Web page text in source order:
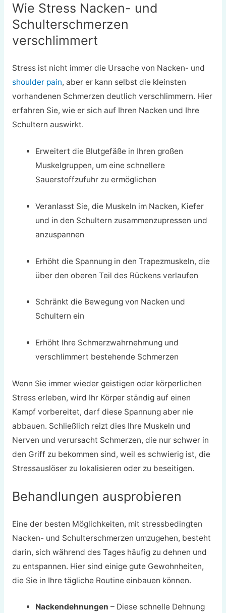
Wie Stress Nacken- und
Schulterschmerzen
verschlimmert
Stress ist nicht immer die Ursache von Nacken- und
shoulder pain, aber er kann selbst die kleinsten
vorhandenen Schmerzen deutlich verschlimmern. Hier
erfahren Sie, wie er sich auf Ihren Nacken und Ihre
Schultern auswirkt.
Erweitert die Blutgefäße in Ihren großen
Muskelgruppen, um eine schnellere
Sauerstoffzufuhr zu ermöglichen
Veranlasst Sie, die Muskeln im Nacken, Kiefer
und in den Schultern zusammenzupressen und
anzuspannen
Erhöht die Spannung in den Trapezmuskeln, die
über den oberen Teil des Rückens verlaufen
Schränkt die Bewegung von Nacken und
Schultern ein
Erhöht Ihre Schmerzwahrnehmung und
verschlimmert bestehende Schmerzen
Wenn Sie immer wieder geistigen oder körperlichen
Stress erleben, wird Ihr Körper ständig auf einen
Kampf vorbereitet, darf diese Spannung aber nie
abbauen. Schließlich reizt dies Ihre Muskeln und
Nerven und verursacht Schmerzen, die nur schwer in
den Griff zu bekommen sind, weil es schwierig ist, die
Stressauslöser zu lokalisieren oder zu beseitigen.
Behandlungen ausprobieren
Eine der besten Möglichkeiten, mit stressbedingten
Nacken- und Schulterschmerzen umzugehen, besteht
darin, sich während des Tages häufig zu dehnen und
zu entspannen. Hier sind einige gute Gewohnheiten,
die Sie in Ihre tägliche Routine einbauen können.
Nackendehnungen – Diese schnelle Dehnung